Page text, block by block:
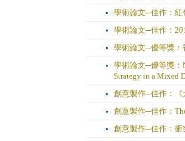
學術論文─佳作：紅
學術論文─佳作：
學術論文─優等獎：
學術論文─優等獎：
Strategy in a Mixed
創意製作─佳作：《
創意製作─佳作：
創意製作─佳作：衝